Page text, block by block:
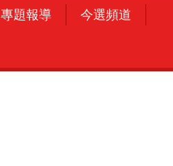
專題報導 今選頻道